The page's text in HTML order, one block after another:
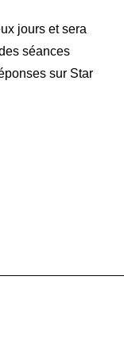
jours et sera
séances
sur Star